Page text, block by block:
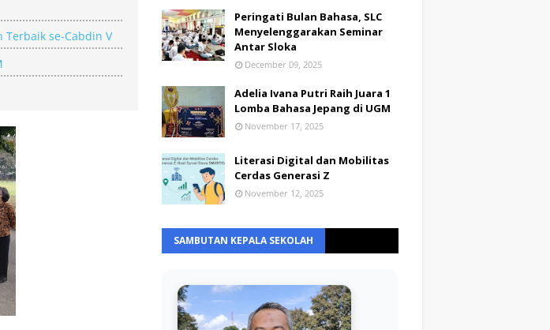
Terbaik se-Cabdin V
Peringati Bulan Bahasa, SLC
Menyelenggarakan Seminar
Antar Sloka
December 09, 2025
Adelia Ivana Putri Raih Juara 1
Lomba Bahasa Jepang di UGM
November 17, 2025
Literasi Digital dan Mobilitas
Cerdas Generasi Z
November 12, 2025
SAMBUTAN KEPALA SEKOLAH